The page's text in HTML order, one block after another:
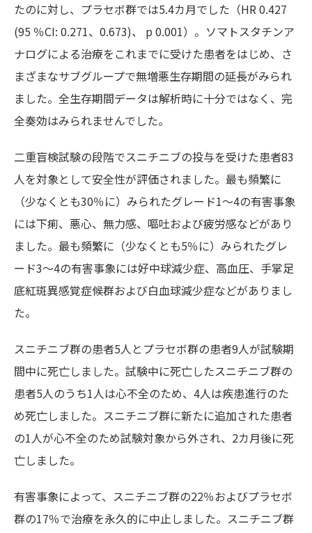
たのに対し、プラセボ群では5.4カ月でした（HR 0.427
(95 ％CI: 0.271、0.673)、 p 0.001）。ソマトスタチンア
ナログによる治療をこれまでに受けた患者をはじめ、さ
まざまなサブグループで無増悪生存期間の延長がみられ
ました。全生存期間データは解析時に十分ではなく、完
全奏効はみられませんでした。
二重盲検試験の段階でスニチニブの投与を受けた患者83
人を対象として安全性が評価されました。最も頻繁に
（少なくとも30％に）みられたグレード1～4の有害事象
には下痢、悪心、無力感、嘔吐および疲労感などがあり
ました。最も頻繁に（少なくとも5％に）みられたグレ
ード3～4の有害事象には好中球減少症、高血圧、手掌足
底紅斑異感覚症候群および白血球減少症などがありまし
た。
スニチニブ群の患者5人とプラセボ群の患者9人が試験期
間中に死亡しました。試験中に死亡したスニチニブ群の
患者5人のうち1人は心不全のため、4人は疾患進行のた
め死亡しました。スニチニブ群に新たに追加された患者
の1人が心不全のため試験対象から外され、2カ月後に死
亡しました。
有害事象によって、スニチニブ群の22％およびプラセボ
群の17％で治療を永久的に中止しました。スニチニブ群